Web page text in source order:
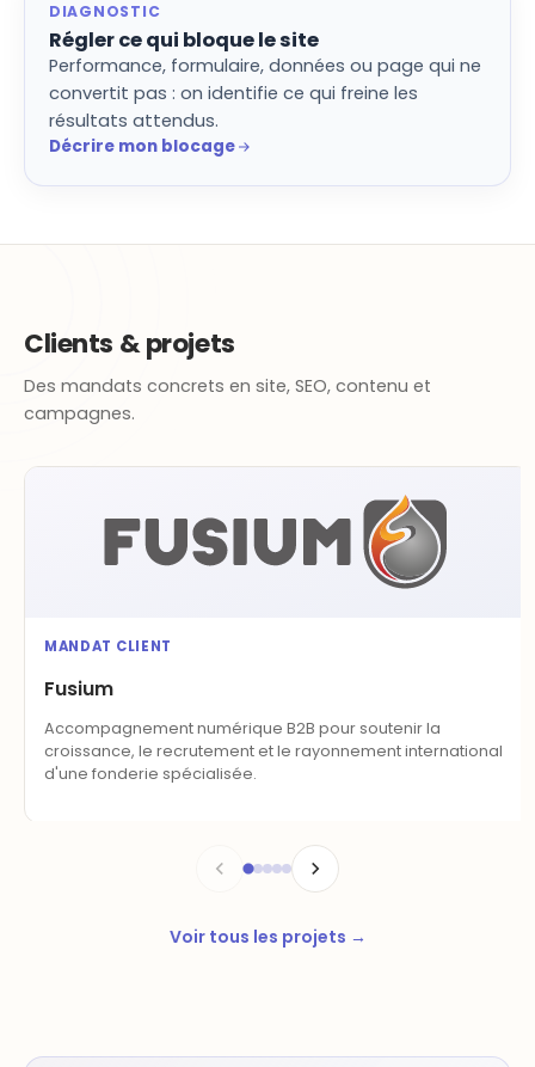
DIAGNOSTIC
Régler ce qui bloque le site
Performance, formulaire, données ou page qui ne
convertit pas : on identifie ce qui freine les
résultats attendus.
Décrire mon blocage
Clients & projets
Des mandats concrets en site, SEO, contenu et
campagnes.
MANDAT CLIENT
Fusium
Accompagnement numérique B2B pour soutenir la
croissance, le recrutement et le rayonnement international
d'une fonderie spécialisée.
Voir tous les projets →